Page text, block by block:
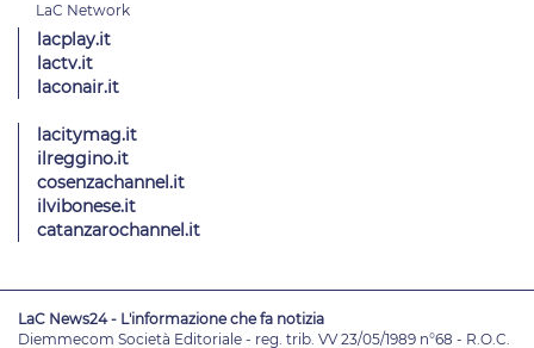
lacplay.it
lactv.it
laconair.it
lacitymag.it
ilreggino.it
cosenzachannel.it
ilvibonese.it
catanzarochannel.it
LaC News24 - L'informazione che fa notizia
Diemmecom Società Editoriale - reg. trib. VV 23/05/1989 n°68 - R.O.C.